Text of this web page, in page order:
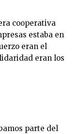
cooperativa
estaba en
eran el
eran los
parte del